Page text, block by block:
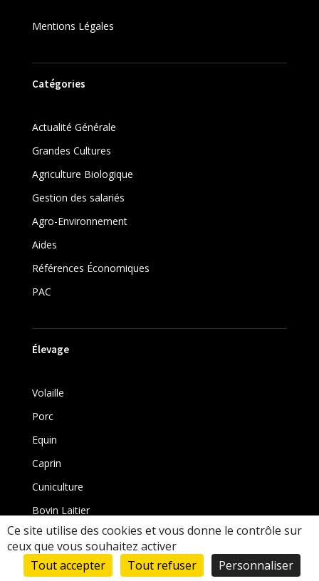
Mentions Légales
Catégories
Actualité Générale
Grandes Cultures
Agriculture Biologique
Gestion des salariés
Agro-Environnement
Aides
Références Économiques
PAC
Élevage
Volaille
Porc
Equin
Caprin
Cuniculture
Bovin Laitier
Bovin
Ce site utilise des cookies et vous donne le contrôle sur
ceux que vous souhaitez activer
Tout accepter
Tout refuser
Personnaliser